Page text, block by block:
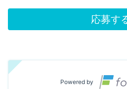
応募す
Powered by